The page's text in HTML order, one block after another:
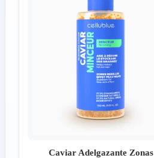
Caviar Adelgazante Zonas